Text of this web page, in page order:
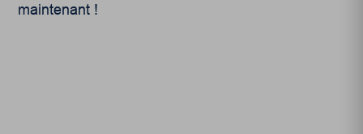
maintenant !